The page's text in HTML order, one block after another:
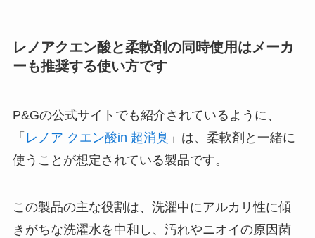
レノアクエン酸と柔軟剤の同時使用はメーカ
ーも推奨する使い方です
P&Gの公式サイトでも紹介されているように、
「 レノア クエン酸in 超消臭」は、柔軟剤と一緒に
使うことが想定されている製品です。
この製品の主な役割は、洗濯中にアルカリ性に傾
きがちな洗濯水を中和し、汚れやニオイの原因菌